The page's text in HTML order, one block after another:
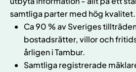
samtliga parter med hög kvalitet.
Ca 90 % av Sveriges
bostadsrätter, villor och
årligen i Tambur.
Samtliga registrerade